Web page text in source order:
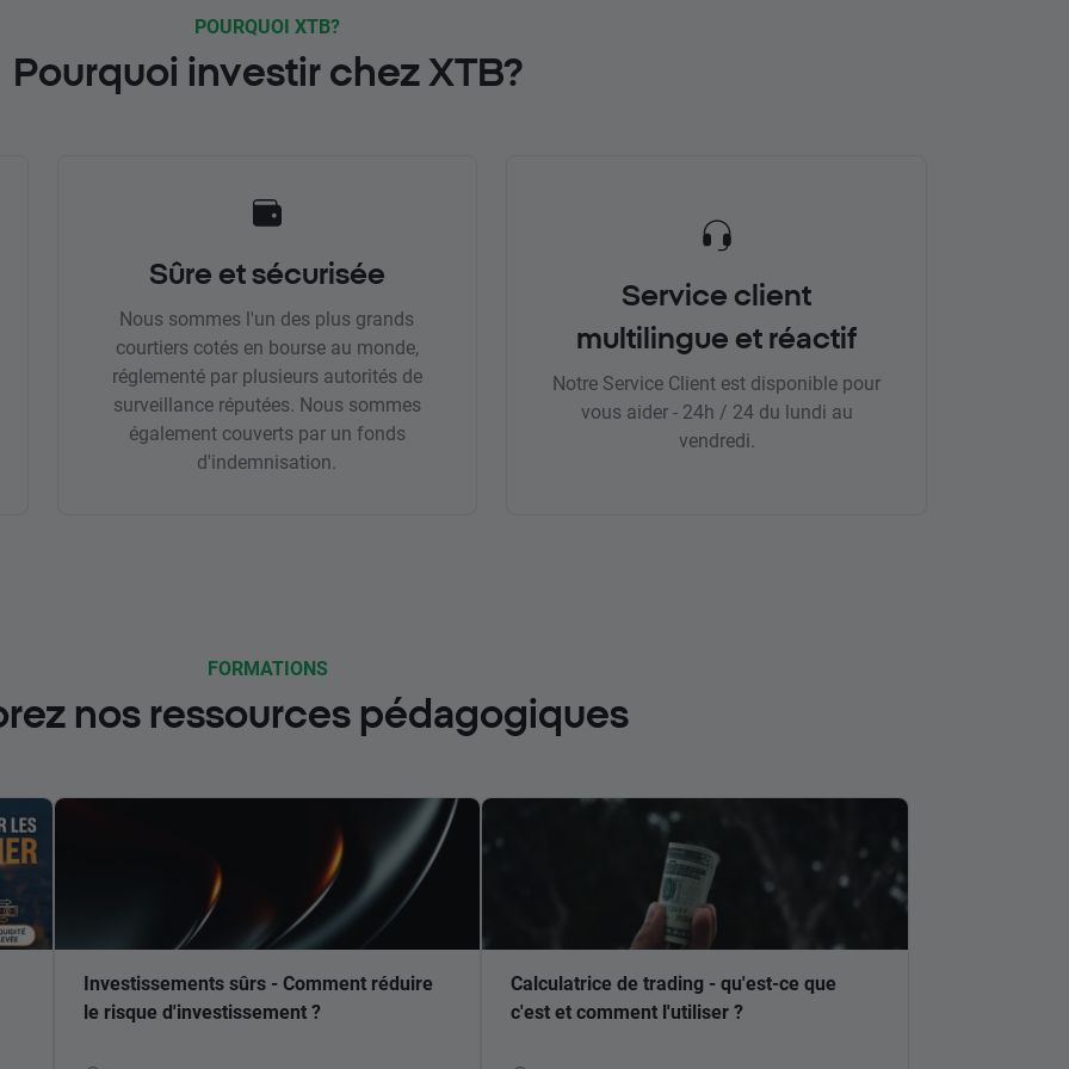
POURQUOI XTB?
Pourquoi investir chez XTB?
Sûre et sécurisée
Nous sommes l'un des plus grands
courtiers cotés en bourse au monde,
réglementé par plusieurs autorités de
surveillance réputées. Nous sommes
également couverts par un fonds
d'indemnisation.
Service client
multilingue et réactif
Notre Service Client est disponible pour
vous aider - 24h / 24 du lundi au
vendredi.
FORMATIONS
nos ressources pédagogiques
Investissements sûrs - Comment réduire
le risque d'investissement ?
Calculatrice de trading - qu'est-ce que
c'est et comment l'utiliser ?